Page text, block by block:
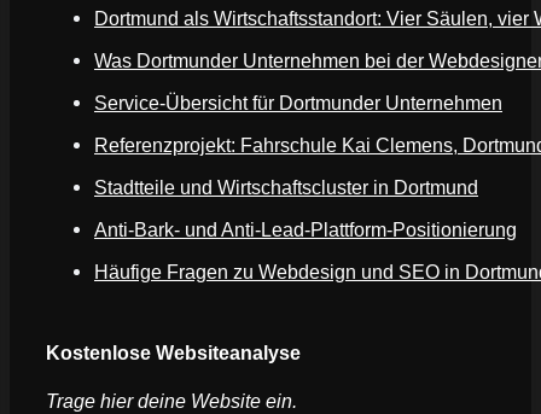
Dortmund als Wirtschaftsstandort: Vier Säulen, vier
Was Dortmunder Unternehmen bei der
Service-Übersicht für Dortmunder Unternehmen
Referenzprojekt: Fahrschule Kai Clemens,
Stadtteile und Wirtschaftscluster in Dortmund
Anti-Bark- und Anti-Lead-Plattform-Positionierung
Häufige Fragen zu Webdesign und SEO in
Kostenlose Websiteanalyse
Trage hier deine Website ein.